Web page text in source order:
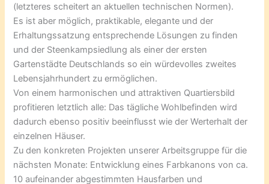
(letzteres scheitert an aktuellen technischen Normen).
Es ist aber möglich, praktikable, elegante und der
Erhaltungssatzung entsprechende Lösungen zu finden
und der Steenkampsiedlung als einer der ersten
Gartenstädte Deutschlands so ein würdevolles zweites
Lebensjahrhundert zu ermöglichen.
Von einem harmonischen und attraktiven Quartiersbild
profitieren letztlich alle: Das tägliche Wohlbefinden wird
dadurch ebenso positiv beeinflusst wie der Werterhalt der
einzelnen Häuser.
Zu den konkreten Projekten unserer Arbeitsgruppe für die
nächsten Monate: Entwicklung eines Farbkanons von ca.
10 aufeinander abgestimmten Hausfarben und